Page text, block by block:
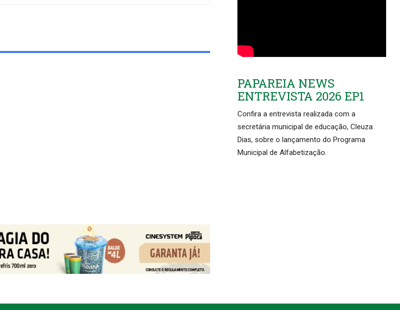
PAPAREIA NEWS
ENTREVISTA 2026 EP1
Confira a entrevista realizada com a
secretária municipal de educação, Cleuza
Dias, sobre o lançamento do Programa
Municipal de Alfabetização.